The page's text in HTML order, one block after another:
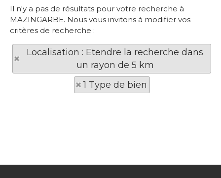
Il n'y a pas de résultats pour votre recherche à
MAZINGARBE. Nous vous invitons à modifier vos
critères de recherche :
Localisation : Etendre la recherche dans
un rayon de 5 km
1 Type de bien